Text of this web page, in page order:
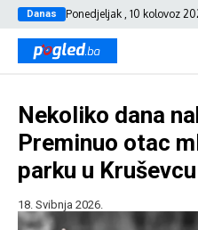
Danas Ponedjeljak , 10 kolovoz
Nekoliko dana
Preminuo otac
parku u Kruševcu
18. Svibnja 2026.